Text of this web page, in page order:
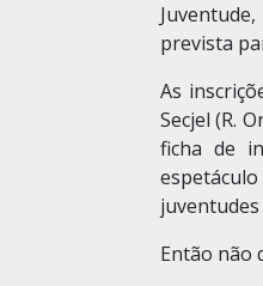
prevista
As
Secjel (R.
ficha de
juventudes
Então não